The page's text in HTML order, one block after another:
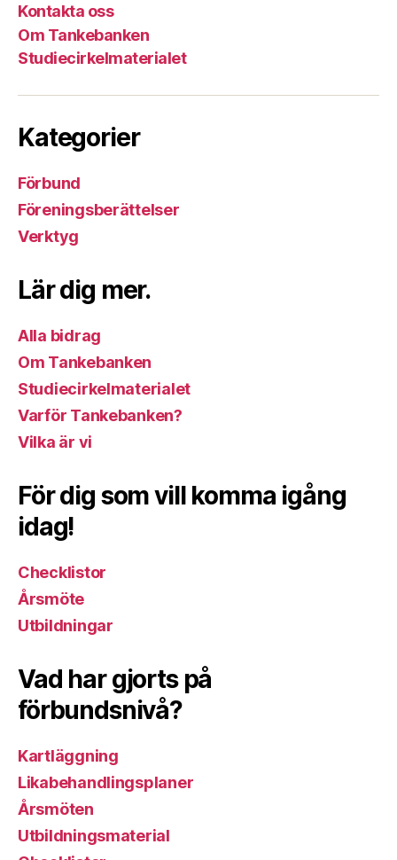
Kontakta oss
Om Tankebanken
Studiecirkelmaterialet
Kategorier
Förbund
Föreningsberättelser
Verktyg
Lär dig mer.
Alla bidrag
Om Tankebanken
Studiecirkelmaterialet
Varför Tankebanken?
Vilka är vi
För dig som vill komma igång
idag!
Checklistor
Årsmöte
Utbildningar
Vad har gjorts på
förbundsnivå?
Kartläggning
Likabehandlingsplaner
Årsmöten
Utbildningsmaterial